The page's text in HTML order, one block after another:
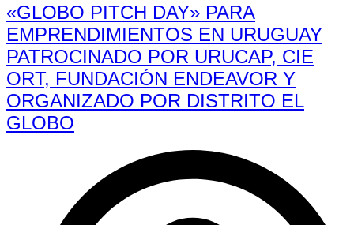
«GLOBO PITCH DAY» PARA
EMPRENDIMIENTOS EN URUGUAY
PATROCINADO POR URUCAP, CIE
ORT, FUNDACIÓN ENDEAVOR Y
ORGANIZADO POR DISTRITO EL
GLOBO